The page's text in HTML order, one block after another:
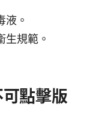
液。
生規範。
點擊版